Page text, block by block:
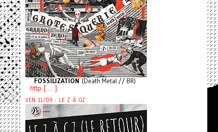
FOSSILIZATION (Death Metal // BR)
http [ ... ]
VEN 11/09 : LE Z À GZ